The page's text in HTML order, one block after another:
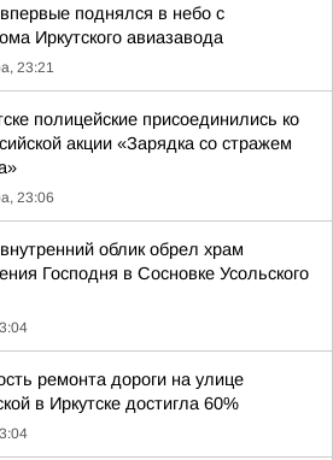
поднялся в небо с
Иркутского авиазавода
23:21
полицейские присоединились ко
акции «Зарядка со стражем
23:06
облик обрел храм
Господня в Сосновке Усольского
ремонта дороги на улице
в Иркутске достигла 60%